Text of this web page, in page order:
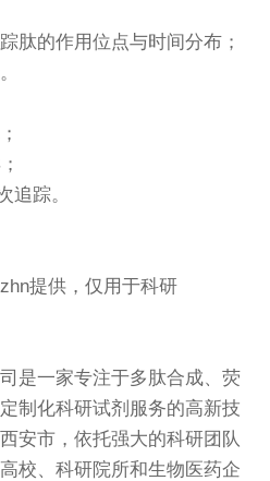
肽的作用位点与时间分布；
追踪。
提供，仅用于科研
是一家专注于多肽合成、荧
制化科研试剂服务的高新技
安市，依托强大的科研团队
校、科研院所和生物医药企